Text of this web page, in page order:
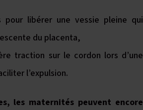
libérer une vessie pleine qui
du placenta,
traction sur le cordon lors d’une
l’expulsion.
les maternités peuvent encore